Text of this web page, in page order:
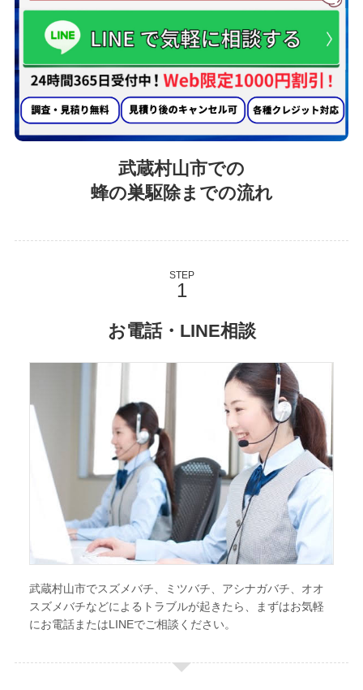
武蔵村山市での
蜂の巣駆除までの流れ
STEP
お電話・LINE相談
武蔵村山市でスズメバチ、ミツバチ、アシナガバチ、オオ
スズメバチなどによるトラブルが起きたら、まずはお気軽
にお電話またはLINEでご相談ください。